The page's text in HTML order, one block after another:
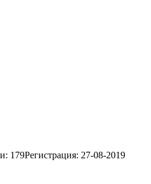
179Регистрация: 27-08-2019